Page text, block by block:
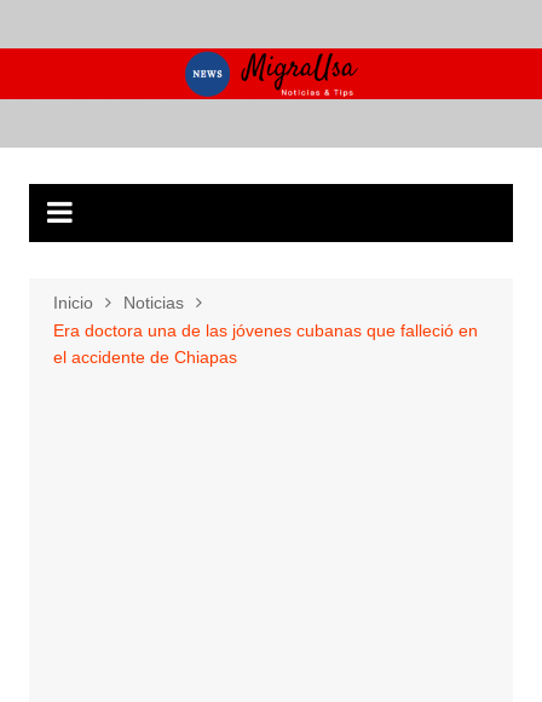
al
Inicio
Noticias
Era doctora una de las jóvenes cubanas que falleció en
el accidente de Chiapas